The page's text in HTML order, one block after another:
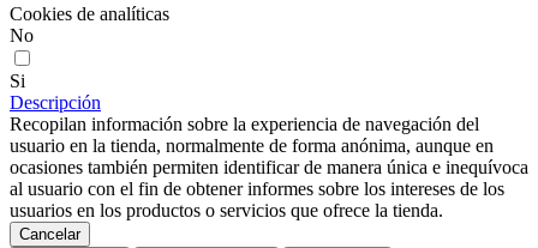
Cookies de analíticas
No
Si
Descripción
Recopilan información sobre la experiencia de navegación del
usuario en la tienda, normalmente de forma anónima, aunque en
ocasiones también permiten identificar de manera única e inequívoca
al usuario con el fin de obtener informes sobre los intereses de los
usuarios en los productos o servicios que ofrece la tienda.
Cancelar